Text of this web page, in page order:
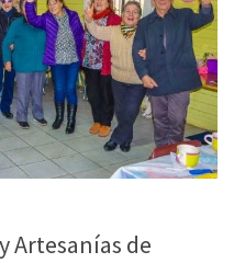
Artesanías de